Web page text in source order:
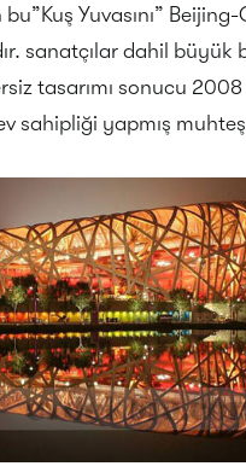
Yuvasını” Beijing-
sanatçılar dahil büyük
tasarımı sonucu 2008
sahipliği yapmış